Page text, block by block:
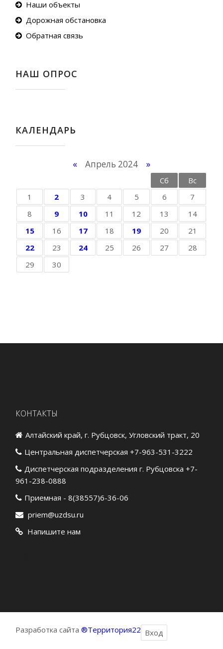
Наши объекты
Дорожная обстановка
Обратная связь
НАШ ОПРОС
КАЛЕНДАРЬ
«Апрель 2024 »
Сб
Вс
1
2 3 4 5 6
7
8
9 10 11 12 13
14
15
16 17 18 19 20
21
22
23 24 25 26 27
28
29
30
КОНТАКТЫ
Алтайский край, г. Рубцовск, Угловский тракт, 20
Центральная диспетчерская +7-963-531-3222
Диспетчерская подразделения г. Рубцовска +7-
961-238-0888
Приемная - 8(38557)6-36-06
priem@uzdsu.ru
Напишите нам
Разработка сайта®Территория22 Вход